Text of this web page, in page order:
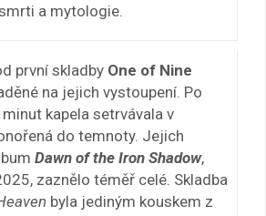
a mytologie.
první skladby One of Nine
na jejich vystoupení. Po
kapela setrvávala v
do temnoty. Jejich
Dawn of the Iron Shadow,
zaznělo téměř celé. Skladba
byla jediným kouskem z